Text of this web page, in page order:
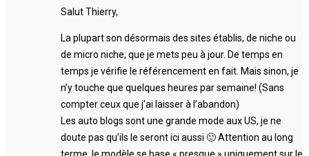
Salut Thierry,
La plupart son désormais des sites établis, de niche ou
de micro niche, que je mets peu à jour. De temps en
temps je vérifie le référencement en fait. Mais sinon, je
n’y touche que quelques heures par semaine! (Sans
compter ceux que j’ai laisser à l’abandon)
Les auto blogs sont une grande mode aux US, je ne
doute pas qu’ils le seront ici aussi 🙂 Attention au long